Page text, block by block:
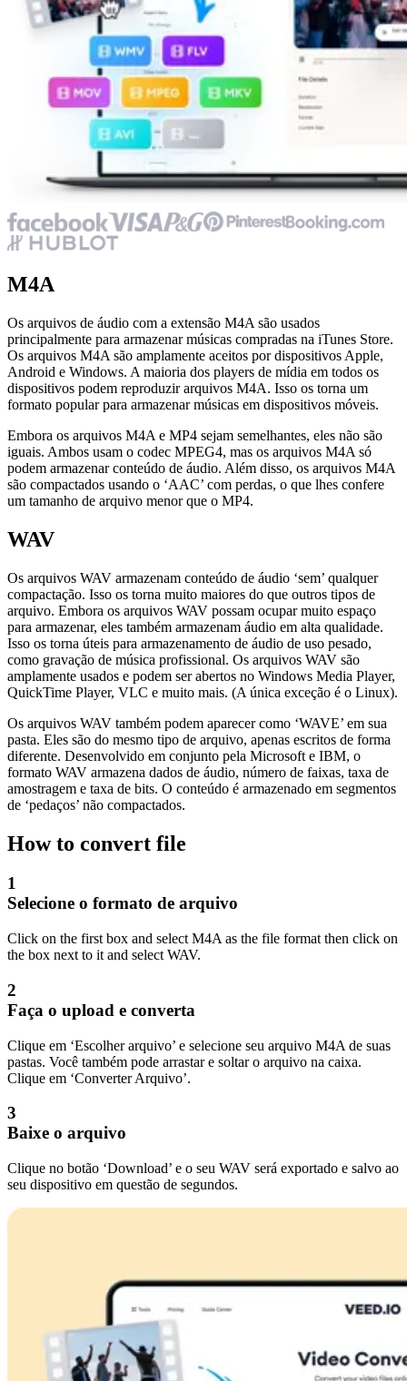
M4A
Os arquivos de áudio com a extensão M4A são usados
principalmente para armazenar músicas compradas na iTunes Store.
Os arquivos M4A são amplamente aceitos por dispositivos Apple,
Android e Windows. A maioria dos players de mídia em todos os
dispositivos podem reproduzir arquivos M4A. Isso os torna um
formato popular para armazenar músicas em dispositivos móveis.
Embora os arquivos M4A e MP4 sejam semelhantes, eles não são
iguais. Ambos usam o codec MPEG4, mas os arquivos M4A só
podem armazenar conteúdo de áudio. Além disso, os arquivos M4A
são compactados usando o ‘AAC’ com perdas, o que lhes confere
um tamanho de arquivo menor que o MP4.
WAV
Os arquivos WAV armazenam conteúdo de áudio ‘sem’ qualquer
compactação. Isso os torna muito maiores do que outros tipos de
arquivo. Embora os arquivos WAV possam ocupar muito espaço
para armazenar, eles também armazenam áudio em alta qualidade.
Isso os torna úteis para armazenamento de áudio de uso pesado,
como gravação de música profissional. Os arquivos WAV são
amplamente usados e podem ser abertos no Windows Media Player,
QuickTime Player, VLC e muito mais. (A única exceção é o Linux).
Os arquivos WAV também podem aparecer como ‘WAVE’ em sua
pasta. Eles são do mesmo tipo de arquivo, apenas escritos de forma
diferente. Desenvolvido em conjunto pela Microsoft e IBM, o
formato WAV armazena dados de áudio, número de faixas, taxa de
amostragem e taxa de bits. O conteúdo é armazenado em segmentos
de ‘pedaços’ não compactados.
How to convert file
1
Selecione o formato de arquivo
Click on the first box and select M4A as the file format then click on
the box next to it and select WAV.
2
Faça o upload e converta
Clique em ‘Escolher arquivo’ e selecione seu arquivo M4A de suas
pastas. Você também pode arrastar e soltar o arquivo na caixa.
Clique em ‘Converter Arquivo’.
3
Baixe o arquivo
Clique no botão ‘Download’ e o seu WAV será exportado e salvo ao
seu dispositivo em questão de segundos.